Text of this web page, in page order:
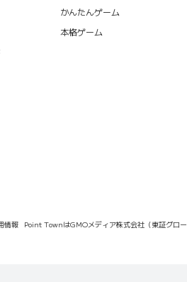
かんたんゲーム
本格ゲーム
情報 Point TownはGMOメディア株式会社（東証グロー